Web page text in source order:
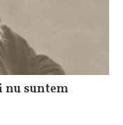
nu suntem